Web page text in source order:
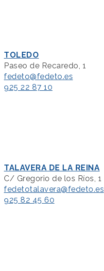
TOLEDO
Paseo de Recaredo, 1
fedeto@fedeto.es
925 22 87 10
TALAVERA DE LA REINA
C/ Gregorio de los Ríos, 1
fedetotalavera@fedeto.es
925 82 45 60